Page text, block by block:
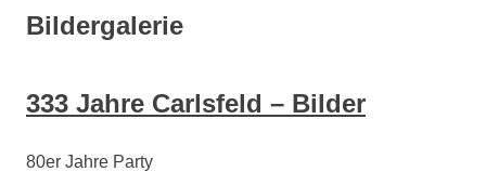
Bildergalerie
333 Jahre Carlsfeld – Bilder
80er Jahre Party